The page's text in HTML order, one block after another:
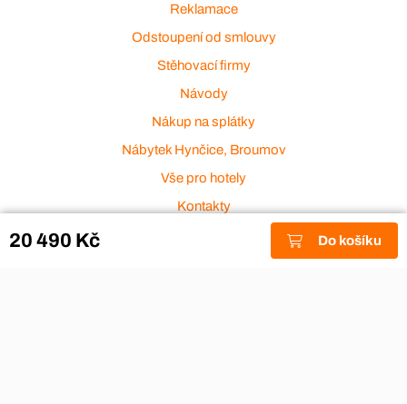
20 490 Kč Do košíku
Reklamace
Odstoupení od smlouvy
Stěhovací firmy
Návody
Nákup na splátky
Nábytek Hynčice, Broumov
Vše pro hotely
Kontakty
Přijímáme platební karty